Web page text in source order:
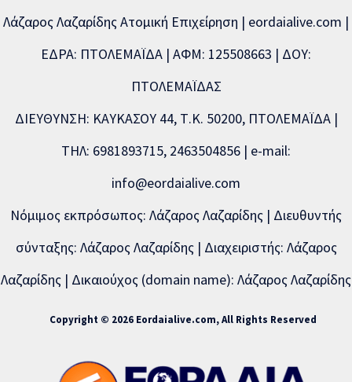
Λάζαρος Λαζαρίδης Ατομική Επιχείρηση | eordaialive.com |
ΕΔΡΑ: ΠΤΟΛΕΜΑΪΔΑ | ΑΦΜ: 125508663 | ΔΟΥ:
ΠΤΟΛΕΜΑΪΔΑΣ
ΔΙΕΥΘΥΝΣΗ: ΚΑΥΚΑΣΟΥ 44, Τ.Κ. 50200, ΠΤΟΛΕΜΑΪΔΑ |
ΤΗΛ: 6981893715, 2463504856 | e-mail:
info@eordaialive.com
Νόμιμος εκπρόσωπος: Λάζαρος Λαζαρίδης | Διευθυντής
σύνταξης: Λάζαρος Λαζαρίδης | Διαχειριστής: Λάζαρος
Λαζαρίδης | Δικαιούχος (domain name): Λάζαρος Λαζαρίδης
Copyright © 2026 Eordaialive.com, All Rights Reserved